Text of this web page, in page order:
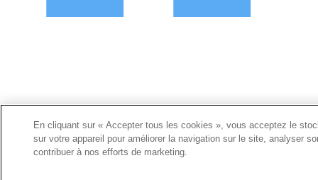
En cliquant sur « Accepter tous les cookies », vous acceptez le
sur votre appareil pour améliorer la navigation sur le site, analyser
contribuer à nos efforts de marketing.